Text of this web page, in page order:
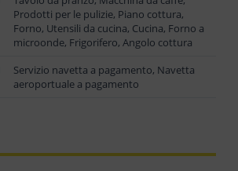
Prodotti per le pulizie, Piano cottura,
Forno, Utensili da cucina, Cucina, Forno a
microonde, Frigorifero, Angolo cottura
Servizio navetta a pagamento, Navetta
aeroportuale a pagamento